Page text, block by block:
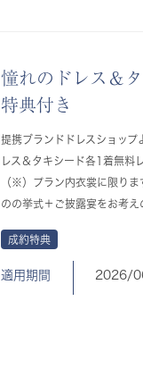
憧れのドレス＆
特典付き
提携ブランドドレスショップ
レス＆タキシード各1着無料
（※）プラン内衣裳に限り
のの挙式＋ご披露宴をお考え
成約特典
適用期間 2026/